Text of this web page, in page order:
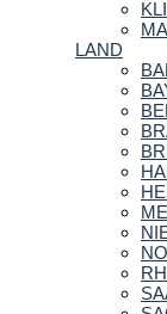
LAND